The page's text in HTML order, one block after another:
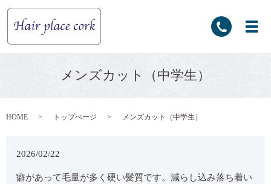
メンズカット（中学生）
HOME トップぺージ メンズカット（中学生）
2026/02/22
癖があって毛量が多く硬い髪質です。減らし込み落ち着い